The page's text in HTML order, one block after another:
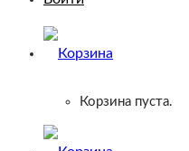
Корзина пуста.